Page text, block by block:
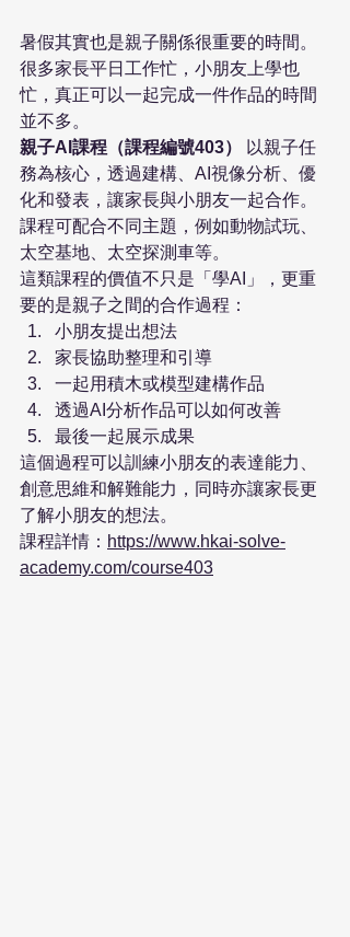
暑假其實也是親子關係很重要的時間。
很多家長平日工作忙，小朋友上學也
忙，真正可以一起完成一件作品的時間
並不多。
親子AI課程（課程編號403）
以親子任
務為核心，透過建構、AI視像分析、優
化和發表，讓家長與小朋友一起合作。
課程可配合不同主題，例如動物試玩、
太空基地、太空探測車等。
這類課程的價值不只是「學AI」，更重
要的是親子之間的合作過程：
小朋友提出想法
家長協助整理和引導
一起用積木或模型建構作品
透過AI分析作品可以如何改善
最後一起展示成果
這個過程可以訓練小朋友的表達能力、
創意思維和解難能力，同時亦讓家長更
了解小朋友的想法。
課程詳情： https://www.hkai-solve-
academy.com/course403